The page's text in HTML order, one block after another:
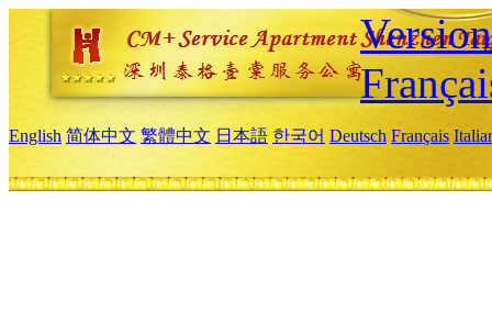
English 简体中文 繁體中文 日本語 한국어 Deutsch Français